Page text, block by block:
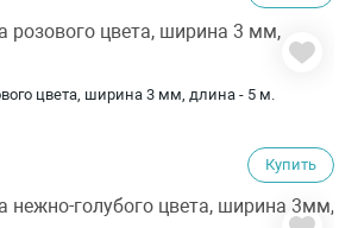
цвета, ширина 3 мм, длина - 5 м.
Купить